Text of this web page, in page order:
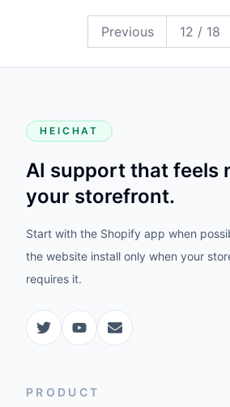
Previous 12 / 18
HEICHAT
AI support that feels
your storefront.
Start with the Shopify app when
the website install only when your
requires it.
PRODUCT